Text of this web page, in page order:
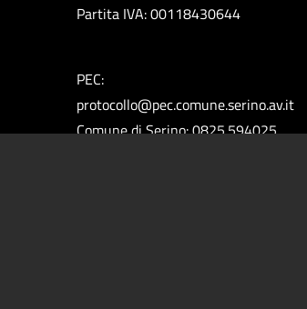
Partita IVA: 00118430644
PEC:
protocollo@pec.comune.serino.av.it
Comune di Serino: 0825.594025